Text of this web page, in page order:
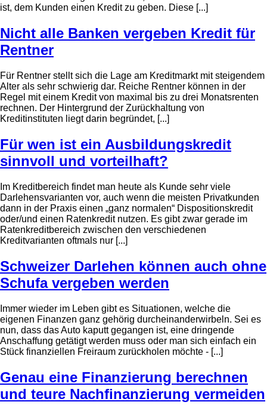
ist, dem Kunden einen Kredit zu geben. Diese [...]
Nicht alle Banken vergeben Kredit für
Rentner
Für Rentner stellt sich die Lage am Kreditmarkt mit steigendem
Alter als sehr schwierig dar. Reiche Rentner können in der
Regel mit einem Kredit von maximal bis zu drei Monatsrenten
rechnen. Der Hintergrund der Zurückhaltung von
Kreditinstituten liegt darin begründet, [...]
Für wen ist ein Ausbildungskredit
sinnvoll und vorteilhaft?
Im Kreditbereich findet man heute als Kunde sehr viele
Darlehensvarianten vor, auch wenn die meisten Privatkunden
dann in der Praxis einen „ganz normalen“ Dispositionskredit
oder/und einen Ratenkredit nutzen. Es gibt zwar gerade im
Ratenkreditbereich zwischen den verschiedenen
Kreditvarianten oftmals nur [...]
Schweizer Darlehen können auch ohne
Schufa vergeben werden
Immer wieder im Leben gibt es Situationen, welche die
eigenen Finanzen ganz gehörig durcheinanderwirbeln. Sei es
nun, dass das Auto kaputt gegangen ist, eine dringende
Anschaffung getätigt werden muss oder man sich einfach ein
Stück finanziellen Freiraum zurückholen möchte - [...]
Genau eine Finanzierung berechnen
und teure Nachfinanzierung vermeiden